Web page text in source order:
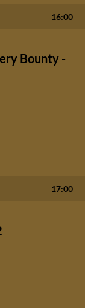
16:00
Bounty -
17:00